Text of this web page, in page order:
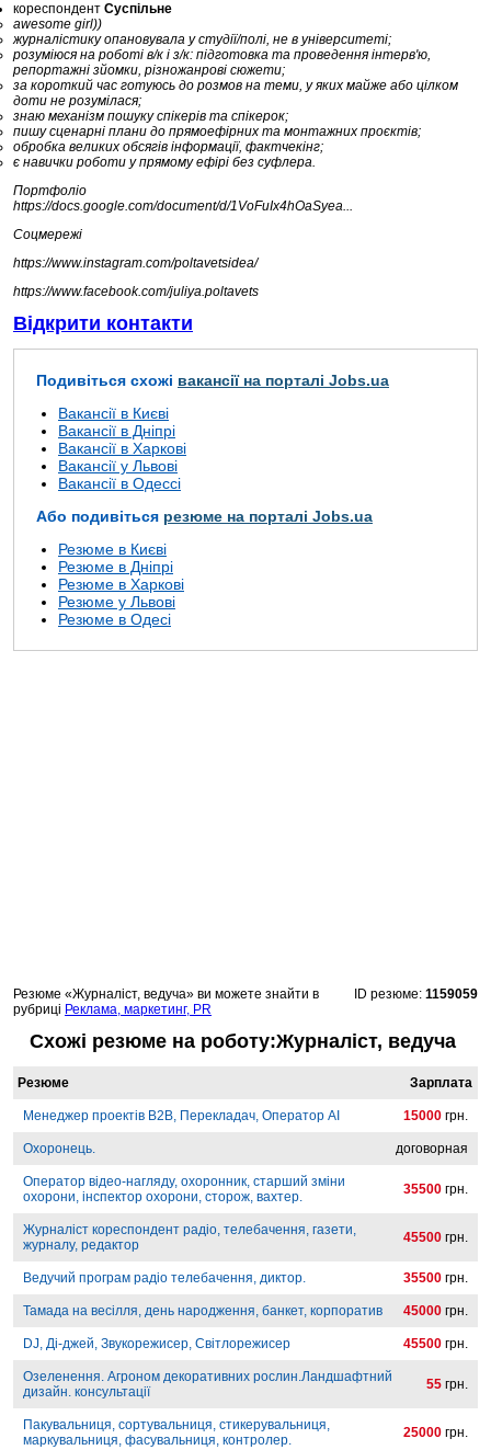
кореспондент Суспільне
awesome girl))
журналістику опановувала у студії/полі, не в університеті;
розуміюся на роботі в/к і з/к: підготовка та проведення інтерв'ю,
репортажні зйомки, різножанрові сюжети;
за короткий час готуюсь до розмов на теми, у яких майже або цілком
доти не розумілася;
знаю механізм пошуку спікерів та спікерок;
пишу сценарні плани до прямоефірних та монтажних проєктів;
обробка великих обсягів інформації, фактчекінг;
є навички роботи у прямому ефірі без суфлера.
Портфоліо
https://docs.google.com/document/d/1VoFuIx4hOaSyea...
Соцмережі
https://www.instagram.com/poltavetsidea/
https://www.facebook.com/juliya.poltavets
Відкрити контакти
Подивіться схожі вакансії на порталі Jobs.ua
Вакансії в Києві
Вакансії в Дніпрі
Вакансії в Харкові
Вакансії у Львові
Вакансії в Одессі
Або подивіться резюме на порталі Jobs.ua
Резюме в Києві
Резюме в Дніпрі
Резюме в Харкові
Резюме у Львові
Резюме в Одесі
Резюме «Журналіст, ведуча» ви можете знайти в
рубриці Реклама, маркетинг, PR
ID резюме: 1159059
Схожі резюме на роботу:Журналіст, ведуча
Резюме Зарплата
Менеджер проектів B2B, Перекладач, Оператор AI 15000 грн.
Охоронець. договорная
Оператор відео-нагляду, охоронник, старший зміни
охорони, інспектор охорони, сторож, вахтер.
35500 грн.
Журналіст кореспондент радіо, телебачення, газети,
журналу, редактор
45500 грн.
Ведучий програм радіо телебачення, диктор. 35500 грн.
Тамада на весілля, день народження, банкет, корпоратив 45000 грн.
DJ, Ді-джей, Звукорежисер, Світлорежисер 45500 грн.
Озеленення. Агроном декоративних рослин.Ландшафтний
дизайн. консультації
55 грн.
Пакувальниця, сортувальниця, стикерувальниця,
маркувальниця, фасувальниця, контролер.
25000 грн.